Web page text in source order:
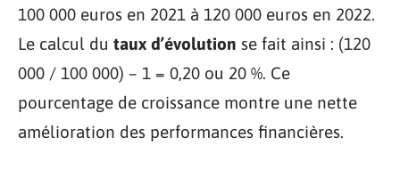
100 000 euros en 2021 à 120 000 euros en 2022.
Le calcul du taux d’évolution se fait ainsi : (120
000 / 100 000) – 1 = 0,20 ou 20 %. Ce
pourcentage de croissance montre une nette
amélioration des performances financières.